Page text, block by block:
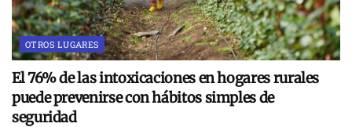
OTROS LUGARES
El 76% de las intoxicaciones en hogares rurales
puede prevenirse con hábitos simples de
seguridad